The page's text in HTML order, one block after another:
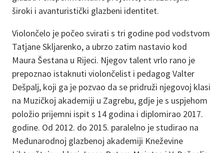
široki i avanturistički glazbeni identitet.
Violončelo je počeo svirati s tri godine pod vodstvom
Tatjane Skljarenko, a ubrzo zatim nastavio kod
Maura Šestana u Rijeci. Njegov talent vrlo rano je
prepoznao istaknuti violončelist i pedagog Valter
Dešpalj, koji ga je pozvao da se pridruži njegovoj klasi
na Muzičkoj akademiji u Zagrebu, gdje je s uspjehom
položio prijemni ispit s 14 godina i diplomirao 2017.
godine. Od 2012. do 2015. paralelno je studirao na
Međunarodnoj glazbenoj akademiji Kneževine